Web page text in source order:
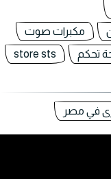
مكبرات صوت
تحكم
store sts
في مصر